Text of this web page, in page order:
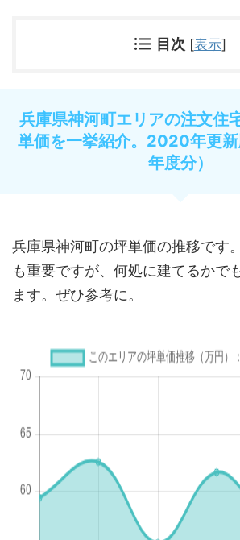
目次 [表示]
兵庫県神河町エリアの注文住
単価を一挙紹介。2020年更
年度分）
兵庫県神河町の坪単価の推移です
も重要ですが、何処に建てるかで
ます。ぜひ参考に。